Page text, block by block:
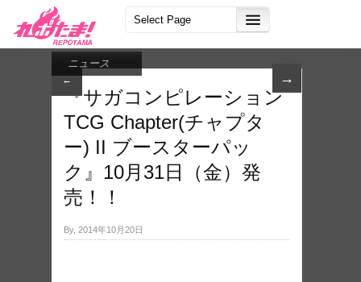
← →
ニュース
『サガコンピレーション
TCG Chapter(チャプタ
ー) II ブースターパッ
ク』10月31日（金）発
売！！
By, 2014年10月20日